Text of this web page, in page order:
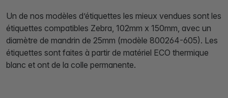
Un de nos modèles d’étiquettes les mieux vendues sont les
étiquettes compatibles Zebra, 102mm x 150mm, avec un
diamètre de mandrin de 25mm (modèle 800264-605). Les
étiquettes sont faites à partir de matériel ECO thermique
blanc et ont de la colle permanente.